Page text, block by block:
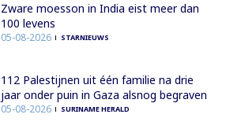
Zware moesson in India eist meer dan
100 levens
05-08-2026 STARNIEUWS
112 Palestijnen uit één familie na drie
jaar onder puin in Gaza alsnog begraven
05-08-2026 SURINAME HERALD